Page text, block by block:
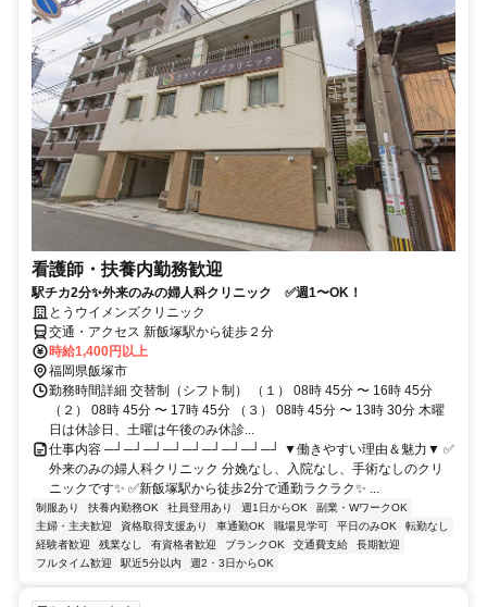
看護師・扶養内勤務歓迎
駅チカ2分✨外来のみの婦人科クリニック ✅週1〜OK！
とうウイメンズクリニック
交通・アクセス 新飯塚駅から徒歩２分
時給1,400円以上
福岡県飯塚市
勤務時間詳細 交替制（シフト制） （１） 08時 45分 〜 16時 45分
（２） 08時 45分 〜 17時 45分 （３） 08時 45分 〜 13時 30分 木曜
日は休診日、土曜は午後のみ休診...
仕事内容 ─┘─┘─┘─┘─┘─┘─┘─┘─┘ ▼働きやすい理由＆魅力▼ ✅
外来のみの婦人科クリニック 分娩なし、入院なし、手術なしのクリ
ニックです✨ ✅新飯塚駅から徒歩2分で通勤ラクラク✨ ...
制服あり 扶養内勤務OK 社員登用あり 週1日からOK
副業・WワークOK
主婦・主夫歓迎
資格取得支援あり 車通勤OK 職場見学可 平日のみOK
転勤なし
経験者歓迎
残業なし 有資格者歓迎 ブランクOK 交通費支給
長期歓迎
フルタイム歓迎
駅近5分以内 週2・3日からOK